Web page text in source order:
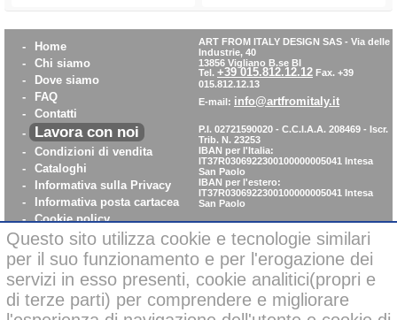
-
Home
-
Chi siamo
-
Dove siamo
-
FAQ
-
Contatti
-
Lavora con noi
-
Condizioni di vendita
-
Cataloghi
-
Informativa sulla Privacy
-
Informativa posta cartacea
- Cookie policy
- WhistleBlowing
Parità di Genere
ART FROM ITALY DESIGN SAS - Via delle
Industrie, 40
13856 Vigliano B.se BI
Tel. +39 015.812.12.12 Fax. +39
015.812.12.13
E-mail: info@artfromitaly.it
P.I. 02721590020 - C.C.I.A.A. 208469 - Iscr.
Trib. N. 23253
IBAN per l'Italia:
IT37R0306922300100000005041 Intesa
San Paolo
IBAN per l'estero:
IT37R0306922300100000005041 Intesa
San Paolo
Pagamenti sicuri con carta di credito on-line
Questo sito utilizza cookie e tecnologie similari
per il suo funzionamento e per l'erogazione dei
servizi in esso presenti, cookie analitici(propri e
di terze parti) per comprendere e migliorare